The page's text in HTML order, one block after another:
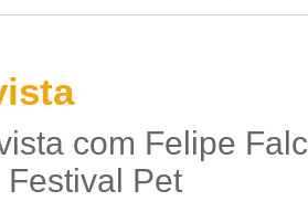
com Felipe
Pet